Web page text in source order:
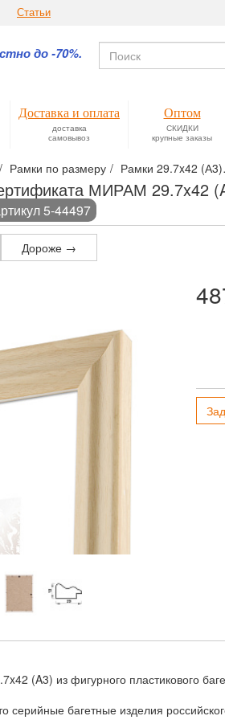
Статьи
до -70%.
Доставка и оплата
доставка
самовывоз
Оптом
СКИДКИ
крупные заказы
Рамки по размеру Рамки 29.7x42 (А3)
МИРАМ 29.7x42
5-44497
Дороже →
(A3) из фигурного пластикового
багетные изделия